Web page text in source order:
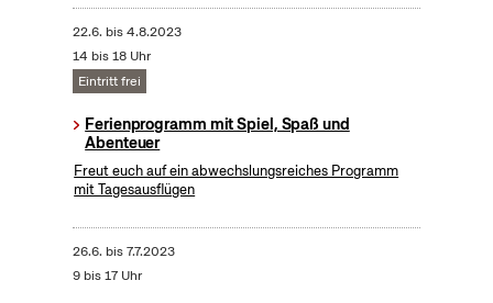
22.6. bis4.8.2023
14 bis 18 Uhr
Eintritt frei
Ferienprogramm mit Spiel, Spaß und
Abenteuer
Freut euch auf ein abwechslungsreiches Programm
mit Tagesausflügen
26.6. bis7.7.2023
9 bis 17 Uhr